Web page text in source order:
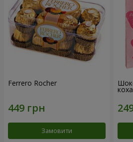
Ferrero Rocher
Замовити